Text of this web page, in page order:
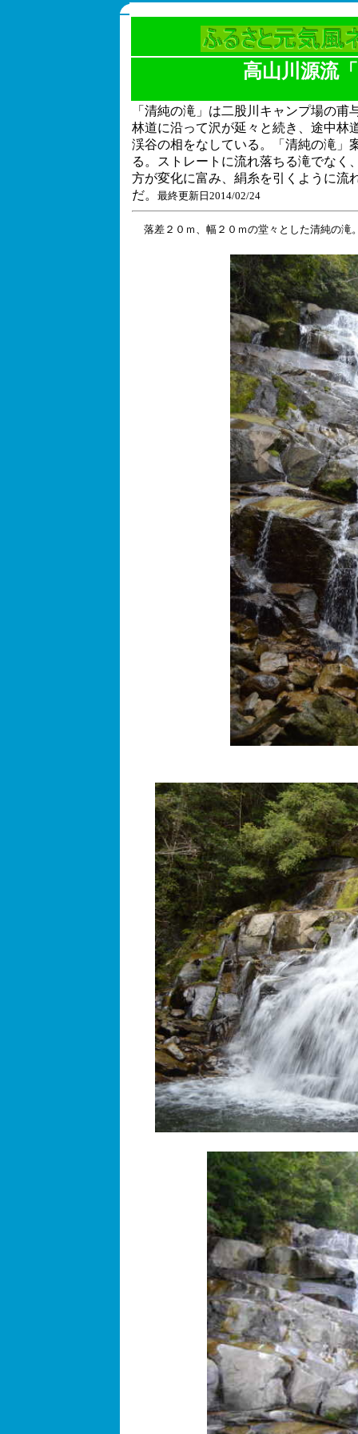
高山川源流
「清純の滝」は二股川キャンプ場の
林道に沿って沢が延々と続き、途中林
渓谷の相をなしている。「清純の滝」
る。ストレートに流れ落ちる滝でなく
方が変化に富み、絹糸を引くように流
だ。 最終更新日2014/02/24
落差２０ｍ、幅２０ｍの堂々とした清純の